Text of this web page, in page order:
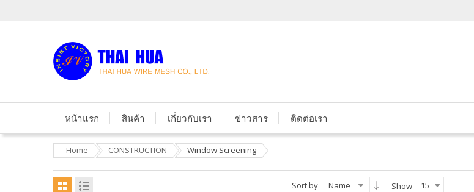
หน้าแรก สินค้า เกี่ยวกับเรา ข่าวสาร ติดต่อเรา
Home CONSTRUCTION Window Screening
Sort by Name Show 15